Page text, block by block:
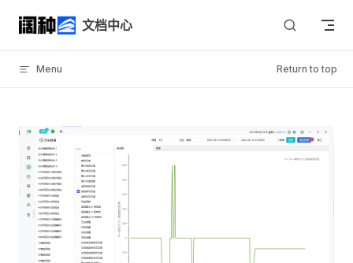
Skip to content文档中心
Menu Return to top